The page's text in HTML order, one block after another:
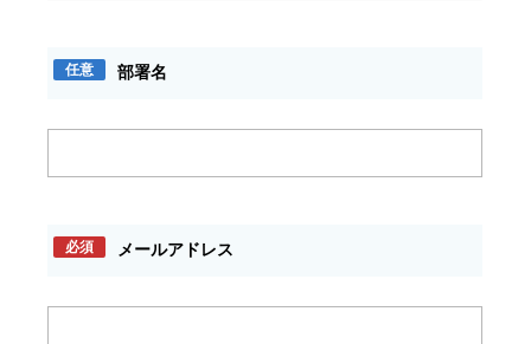
任意 部署名
必須 メールアドレス